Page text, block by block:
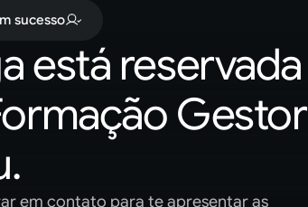
sucesso
está reservada
Gestor
em contato para te apresentar as